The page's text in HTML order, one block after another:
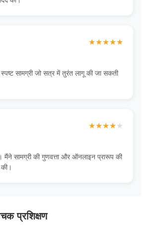
★★★★★
स्पष्ट सामग्री जो सत्र में तुरंत लागू की जा सकती
★★★★★
मैंने सामग्री की गुणवत्ता और ऑनलाइन प्रारूप की
प्रशिक्षण